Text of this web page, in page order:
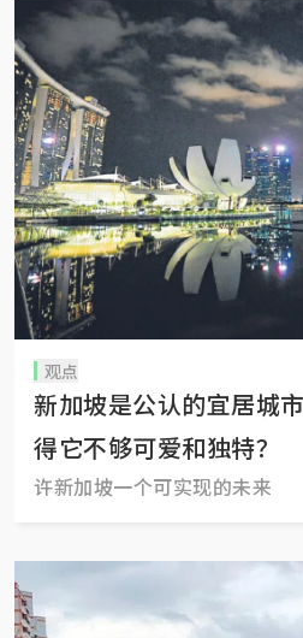
观点
新加坡是公认的宜居城
得它不够可爱和独特？
许新加坡一个可实现的未来